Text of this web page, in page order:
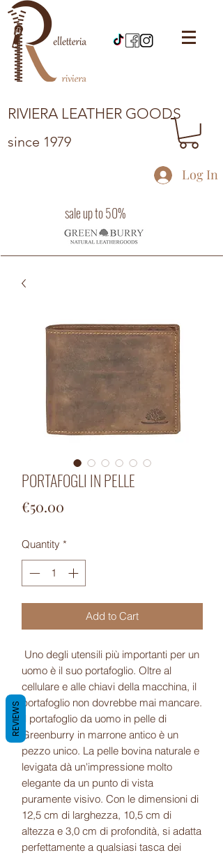
RIVIERA LEATHER GOODS
since 1979
Log In
sale up to 50%
PORTAFOGLI IN PELLE
€50.00
Quantity *
Add to Cart
Uno degli utensili più importanti per un
uomo è il suo portafoglio. Oltre al
cellulare e alle chiavi della macchina, il
portafoglio non dovrebbe mai mancare.
Il portafoglio da uomo in pelle di
Greenburry in marrone antico è un
pezzo unico. La pelle bovina naturale e
levigata dà un'impressione molto
elegante da un punto di vista
puramente visivo. Con le dimensioni di
12,5 cm di larghezza, 10,5 cm di
altezza e 3,0 cm di profondità, si adatta
perfettamente a qualsiasi tasca dei
REVIEWS